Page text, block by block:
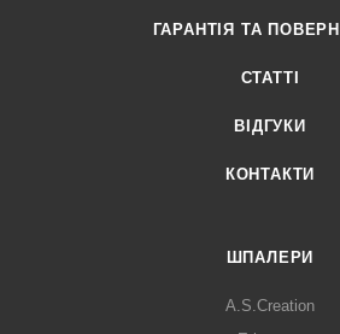
ГАРАНТІЯ ТА
СТАТТІ
ВІДГУКИ
КОНТАКТИ
ШПАЛЕРИ
A.S.Creation